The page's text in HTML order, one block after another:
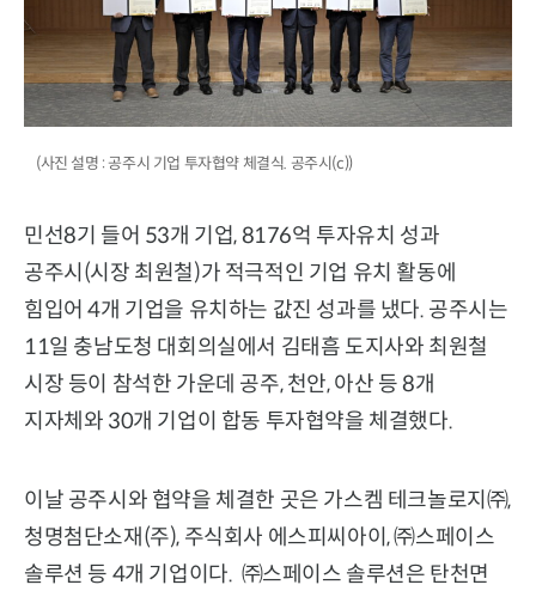
(사진 설명 : 공주시 기업 투자협약 체결식. 공주시(c))
민선8기 들어 53개 기업, 8176억 투자유치 성과
공주시(시장 최원철)가 적극적인 기업 유치 활동에
힘입어 4개 기업을 유치하는 값진 성과를 냈다. 공주시는
11일 충남도청 대회의실에서 김태흠 도지사와 최원철
시장 등이 참석한 가운데 공주, 천안, 아산 등 8개
지자체와 30개 기업이 합동 투자협약을 체결했다.
이날 공주시와 협약을 체결한 곳은 가스켐 테크놀로지㈜,
청명첨단소재(주), 주식회사 에스피씨아이, ㈜스페이스
솔루션 등 4개 기업이다. ㈜스페이스 솔루션은 탄천면